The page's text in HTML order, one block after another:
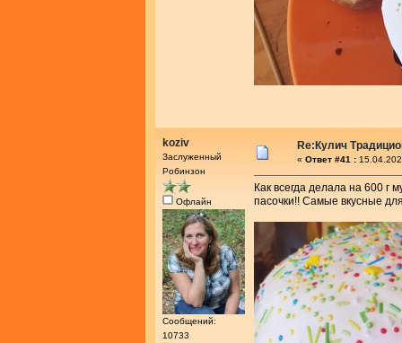
koziv
Заслуженный
Робинзон
Офлайн
Сообщений:
10733
Re:Кулич
« Ответ #41 :
Как всегда делала на 600 г
пасочки!! Самые вкусные